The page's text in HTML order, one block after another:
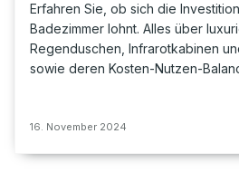
Erfahren Sie, ob sich die
Badezimmer lohnt. Alles über
Regenduschen, Infrarotkabinen
sowie deren Kosten-Nutzen-
16. November 2024